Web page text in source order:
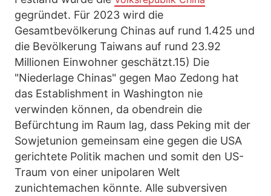
gegründet. Für 2023 wird die
Gesamtbevölkerung Chinas auf rund 1.425 und
die Bevölkerung Taiwans auf rund 23.92
Millionen Einwohner geschätzt.15) Die
"Niederlage Chinas" gegen Mao Zedong hat
das Establishment in Washington nie
verwinden können, da obendrein die
Befürchtung im Raum lag, dass Peking mit der
Sowjetunion gemeinsam eine gegen die USA
gerichtete Politik machen und somit den US-
Traum von einer unipolaren Welt
zunichtemachen könnte. Alle subversiven